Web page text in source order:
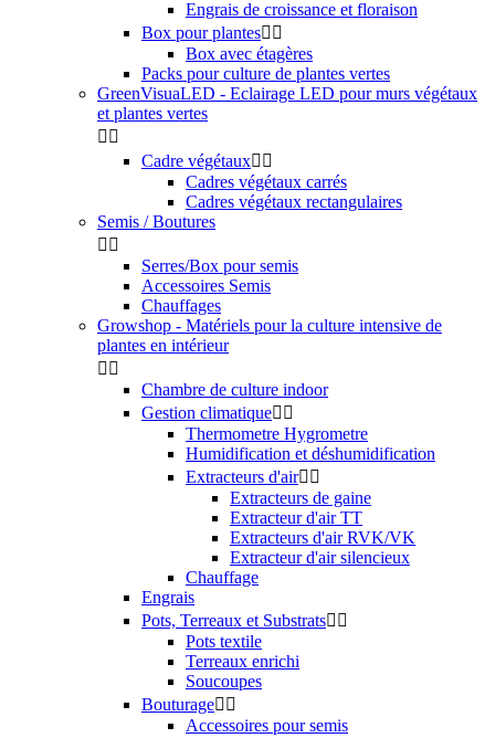
Engrais de croissance et floraison
Box pour plantes 
Box avec étagères
Packs pour culture de plantes vertes
GreenVisuaLED - Eclairage LED pour murs végétaux
et plantes vertes
 
Cadre végétaux 
Cadres végétaux carrés
Cadres végétaux rectangulaires
Semis / Boutures
 
Serres/Box pour semis
Accessoires Semis
Chauffages
Growshop - Matériels pour la culture intensive de
plantes en intérieur
 
Chambre de culture indoor
Gestion climatique 
Thermometre Hygrometre
Humidification et déshumidification
Extracteurs d'air 
Extracteurs de gaine
Extracteur d'air TT
Extracteurs d'air RVK/VK
Extracteur d'air silencieux
Chauffage
Engrais
Pots, Terreaux et Substrats 
Pots textile
Terreaux enrichi
Soucoupes
Bouturage 
Accessoires pour semis